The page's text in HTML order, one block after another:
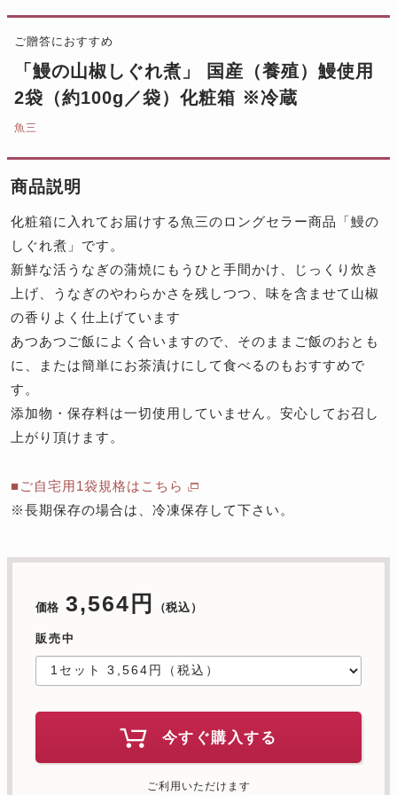
ご贈答におすすめ
「鰻の山椒しぐれ煮」 国産（養殖）鰻使用
2袋（約100g／袋）化粧箱 ※冷蔵
魚三
商品説明
化粧箱に入れてお届けする魚三のロングセラー商品「鰻の
しぐれ煮」です。
新鮮な活うなぎの蒲焼にもうひと手間かけ、じっくり炊き
上げ、うなぎのやわらかさを残しつつ、味を含ませて山椒
の香りよく仕上げています
あつあつご飯によく合いますので、そのままご飯のおとも
に、または簡単にお茶漬けにして食べるのもおすすめで
す。
添加物・保存料は一切使用していません。安心してお召し
上がり頂けます。
■ご自宅用1袋規格はこちら
※長期保存の場合は、冷凍保存して下さい。
価格 3,564円 （税込）
販売中
今すぐ購入する
ご利用いただけます